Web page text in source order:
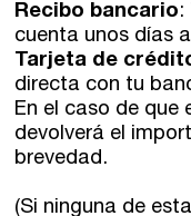
Recibo bancario:
cuenta unos días
Tarjeta de
directa con tu
En el caso de que
devolverá el
brevedad.
(Si ninguna de